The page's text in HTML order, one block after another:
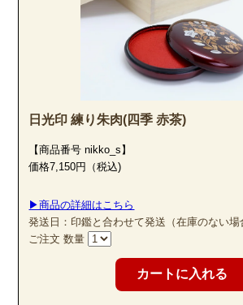
日光印 練り朱肉(四季 赤茶)
【商品番号 nikko_s】
価格7,150円（税込)
▶商品の詳細はこちら
発送日：印鑑と合わせて発送（在庫のない場
ご注文 数量